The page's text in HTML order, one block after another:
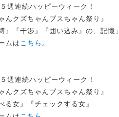
連続ハッピーウィーク！
んクズちゃんブスちゃん祭り』
』『干渉』『囲い込み』の、記憶」
ムは こちら 。
連続ハッピーウィーク！
んクズちゃんブスちゃん祭り』
る女』『チェックする女』